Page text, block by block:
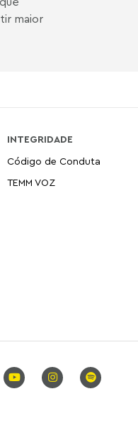
maior
INTEGRIDADE
Código de Conduta
TEMM VOZ